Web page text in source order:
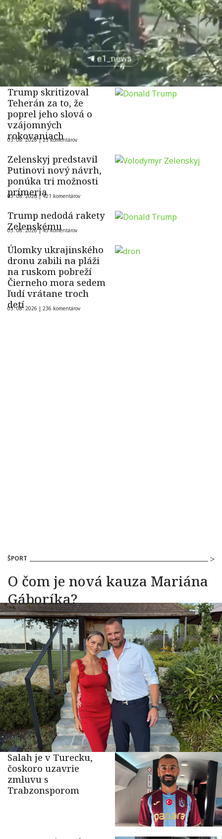
Trump skritizoval
Teherán za to, že
poprel jeho slová o
vzájomných
rokovaniach
03. 08. 2026 |23 komentárov
Zelenskyj predstavil
Putinovi nový návrh,
ponúka tri možnosti
prímeria
03. 08. 2026 |421 komentárov
Trump nedodá rakety
Zelenskému
03. 08. 2026 |45 komentárov
Úlomky ukrajinského
dronu zabili na pláži
na ruskom pobreží
Čierneho mora sedem
ľudí vrátane troch
detí
03. 08. 2026 | 236 komentárov
ŠPORT